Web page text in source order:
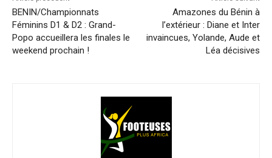
BENIN/Championnats
Féminins D1 & D2 : Grand-
Popo accueillera les finales le
weekend prochain !
Amazones du Bénin à
l’extérieur : Diane et Inter
invaincues, Yolande, Aude et
Léa décisives